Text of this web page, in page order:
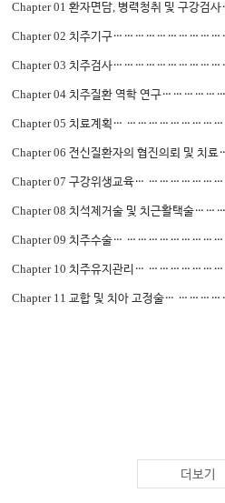
Chapter 01환자면담, 병력청취 및 구강검사
Chapter 02치주기구
Chapter 03치주검사
Chapter 04치주질환 역학 연구
Chapter 05치료계획…
Chapter 06전신질환자의 협진의뢰 및 치료
Chapter 07구강위생교육…
Chapter 08치석제거술 및 치근활택술
Chapter 09치주수술…
Chapter 10치주유지관리 …
Chapter 11교합 및 치아 고정술…
더보기